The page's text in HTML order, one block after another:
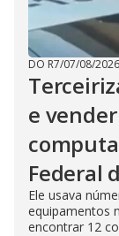
DO R7/07/08/2026
e
Federal
Ele usava
equipamentos
encontrar 12